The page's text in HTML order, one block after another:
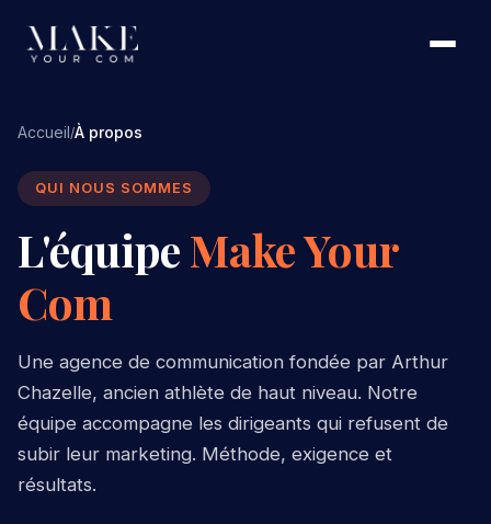
Accueil/À propos
QUI NOUS SOMMES
L'équipeMake Your
Com
Une agence de communication fondée par Arthur
Chazelle, ancien athlète de haut niveau. Notre
équipe accompagne les dirigeants qui refusent de
subir leur marketing. Méthode, exigence et
résultats.